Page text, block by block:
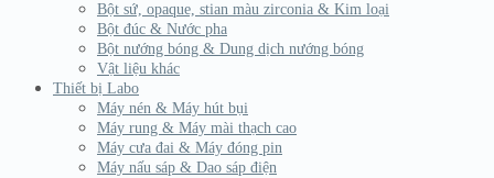
Bột sứ, opaque, stian màu zirconia & Kim loại
Bột đúc & Nước pha
Bột nướng bóng & Dung dịch nướng bóng
Vật liệu khác
Thiết bị Labo
Máy nén & Máy hút bụi
Máy rung & Máy mài thạch cao
Máy cưa đai & Máy đóng pin
Máy nấu sáp & Dao sáp điện